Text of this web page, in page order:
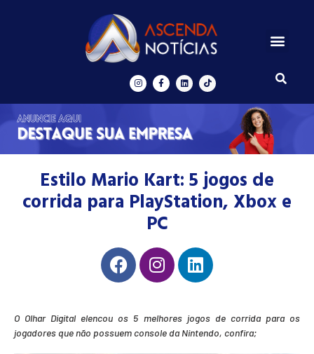
Estilo Mario Kart: 5 jogos de
corrida para PlayStation, Xbox e
PC
O Olhar Digital elencou os 5 melhores jogos de corrida para os
jogadores que não possuem console da Nintendo, confira;